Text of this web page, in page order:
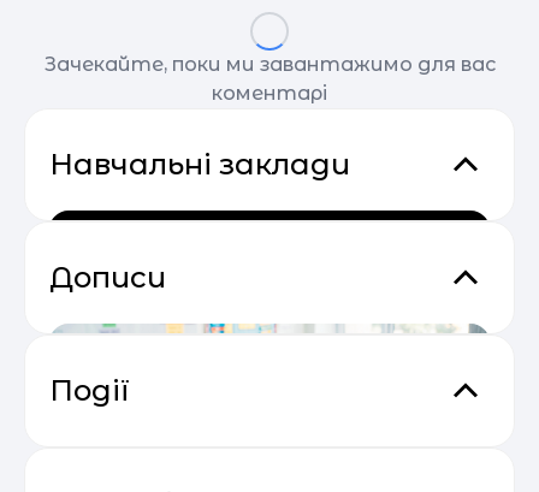
Зачекайте, поки ми завантажимо для вас
коментарі
Навчальні заклади
Дописи
Події